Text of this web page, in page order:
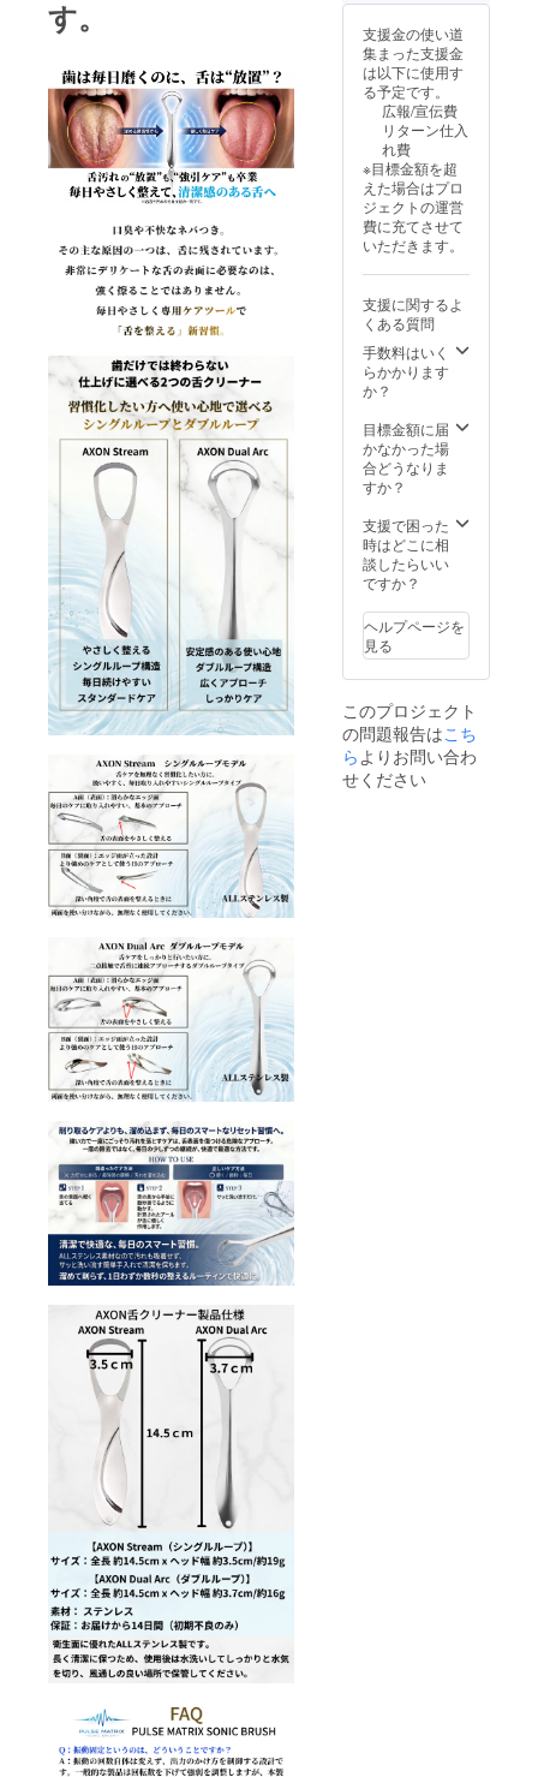
す。
Axon
Dual
Arc
3,900円
（税
込）
Axon
Stream
3.900円
（税
込） 本
製品の
一般販
売は
度中を
予定し
ており
ます。
ケース
x 2、日
本語取
説書、
Axon
Dual
x2、
Axon
Stream
x 2 ■ 一
般販売
予定価
Pulse
MATRIX
SonicB
rush
12.000
込）ｘ
２ Axon
Dual
Arc
（税
込）x 2
Axon
Stream
（税
込）x 2
本製品
の一般
2027年
度中を
予定し
ており
ます。
支援金の使い道
集まった支援金
は以下に使用す
る予定です。
広報/宣伝費
リターン仕入
れ費
※目標金額を超
えた場合はプロ
ジェクトの運営
費に充てさせて
いただきます。
支援に関するよ
くある質問
手数料はいく
らかかります
か？
目標金額に届
かなかった場
合どうなりま
すか？
支援で困った
時はどこに相
談したらいい
ですか？
ヘルプページを
見る
このプロジェクト
の問題報告はこち
ら よりお問い合わ
せください